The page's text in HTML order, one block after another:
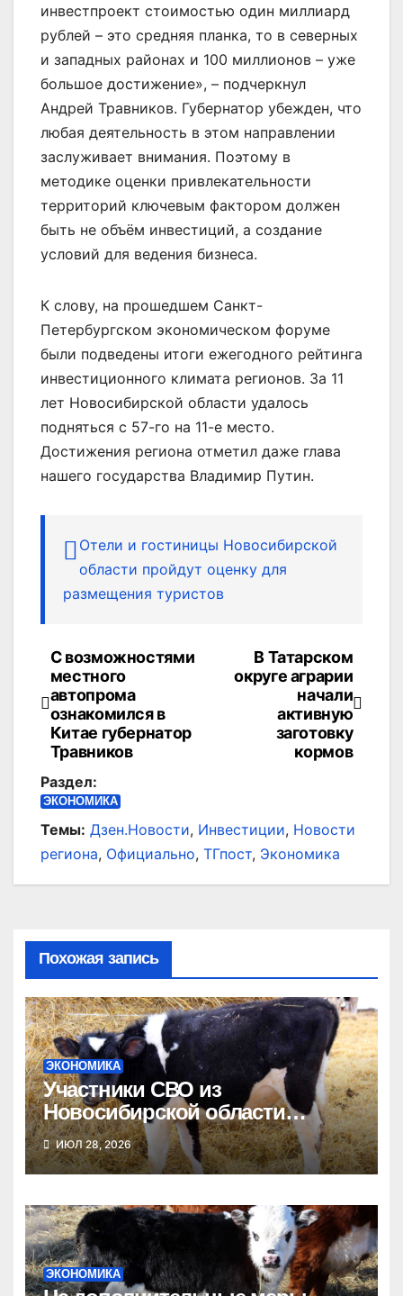
инвестпроект стоимостью один миллиард
рублей – это средняя планка, то в северных
и западных районах и 100 миллионов – уже
большое достижение», – подчеркнул
Андрей Травников. Губернатор убежден, что
любая деятельность в этом направлении
заслуживает внимания. Поэтому в
методике оценки привлекательности
территорий ключевым фактором должен
быть не объём инвестиций, а создание
условий для ведения бизнеса.
К слову, на прошедшем Санкт-
Петербургском экономическом форуме
были подведены итоги ежегодного рейтинга
инвестиционного климата регионов. За 11
лет Новосибирской области удалось
подняться с 57-го на 11-е место.
Достижения региона отметил даже глава
нашего государства Владимир Путин.
Отели и гостиницы Новосибирской
области пройдут оценку для
размещения туристов
Навигация
по
записям
В Татарском
округе аграрии
начали
активную
заготовку
кормов
С возможностями
местного
автопрома
ознакомился в
Китае губернатор
Травников
Раздел:
ЭКОНОМИКА
Темы: Дзен.Новости, Инвестиции, Новости
региона, Официально, ТГпост, Экономика
Похожая запись
ЭКОНОМИКА
Участники СВО из
Новосибирской области
получат гранты на развитие
агробизнеса
ИЮЛ 28, 2026
ЭКОНОМИКА